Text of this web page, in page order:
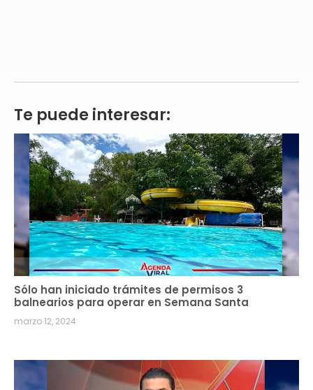
Te puede interesar:
Sólo han iniciado trámites de permisos 3
balnearios para operar en Semana Santa
marzo 12, 2024